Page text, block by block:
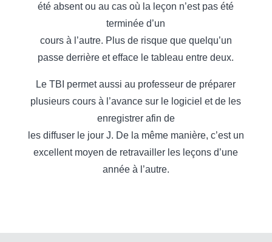
été absent ou au cas où la leçon n’est pas été
terminée d’un
cours à l’autre. Plus de risque que quelqu’un
passe derrière et efface le tableau entre deux.
Le TBI permet aussi au professeur de préparer
plusieurs cours à l’avance sur le logiciel et de les
enregistrer afin de
les diffuser le jour J. De la même manière, c’est un
excellent moyen de retravailler les leçons d’une
année à l’autre.